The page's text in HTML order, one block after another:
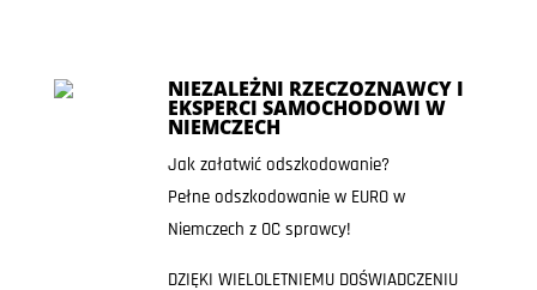
NIEZALEŻNI RZECZOZNAWCY I
EKSPERCI SAMOCHODOWI W
NIEMCZECH
Jak załatwić odszkodowanie?
Pełne odszkodowanie w EURO w
Niemczech z OC sprawcy!
DZIĘKI WIELOLETNIEMU DOŚWIADCZENIU